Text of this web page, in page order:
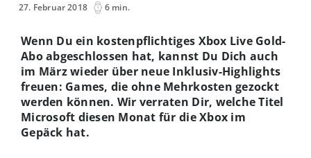
27. Februar 2018 6 min.
Wenn Du ein kostenpflichtiges Xbox Live Gold-
Abo abgeschlossen hat, kannst Du Dich auch
im März wieder über neue Inklusiv-Highlights
freuen: Games, die ohne Mehrkosten gezockt
werden können. Wir verraten Dir, welche Titel
Microsoft diesen Monat für die Xbox im
Gepäck hat.